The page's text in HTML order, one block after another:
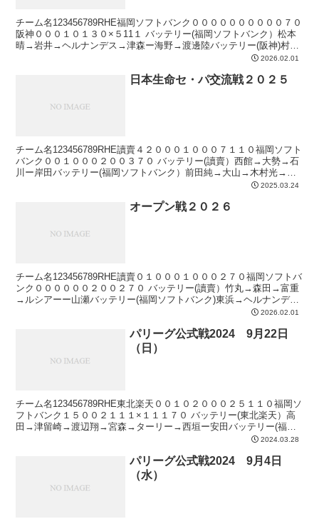
チーム名123456789RHE福岡ソフトバンク００００００００００７０
阪神０００１０１３０×５11１ バッテリー(福岡ソフトバンク）松本
晴→岩井→ヘルナンデス→津森ー海野→渡邊陸バッテリー(阪神)村上
2026.02.01
日本生命セ・パ交流戦２０２５
チーム名123456789RHE讀賣４２０００１０００７１１０福岡ソフト
バンク００１０００２００３７０ バッテリー(讀賣）西館→大勢→石
川ー岸田バッテリー(福岡ソフトバンク）前田純→大山→木村光→大
2025.03.24
オープン戦２０２６
チーム名123456789RHE讀賣０１０００１０００２７０福岡ソフトバ
ンク００００００２００２７０ バッテリー(讀賣）竹丸→森田→富重
→ルシアーー山瀬バッテリー(福岡ソフトバンク)東浜→ヘルナンデス
2026.02.01
パリーグ公式戦2024 9月22日
（日）
チーム名123456789RHE東北楽天００１０２０００２５１１０福岡ソ
フトバンク１５００２１１１×１１１７０ バッテリー(東北楽天）高
田→津留崎→渡辺翔→宮森→ターリー→西垣ー安田バッテリー(福岡
2024.03.28
パリーグ公式戦2024 9月4日
（水）